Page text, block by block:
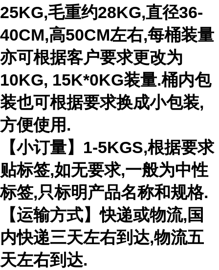
25KG,毛重约28KG,直径36-
40CM,高50CM左右,每桶装量
亦可根据客户要求更改为
10KG, 15K*0KG装量.桶内包
装也可根据要求换成小包装,
方便使用.
【小订量】1-5KGS,根据要求
贴标签,如无要求,一般为中性
标签,只标明产品名称和规格.
【运输方式】快递或物流,国
内快递三天左右到达,物流五
天左右到达.